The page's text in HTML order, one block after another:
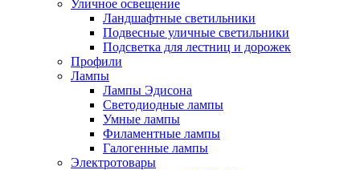
Уличное освещение
Ландшафтные светильники
Подвесные уличные светильники
Подсветка для лестниц и дорожек
Профили
Лампы
Лампы Эдисона
Светодиодные лампы
Умные лампы
Филаментные лампы
Галогенные лампы
Электротовары